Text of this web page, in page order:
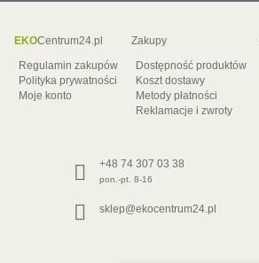
EKOCentrum24.pl
Regulamin zakupów
Polityka prywatności
Moje konto
Zakupy
Dostępność produktów
Koszt dostawy
Metody płatności
Reklamacje i zwroty
+48 74 307 03 38
pon.-pt. 8-16
sklep@ekocentrum24.pl